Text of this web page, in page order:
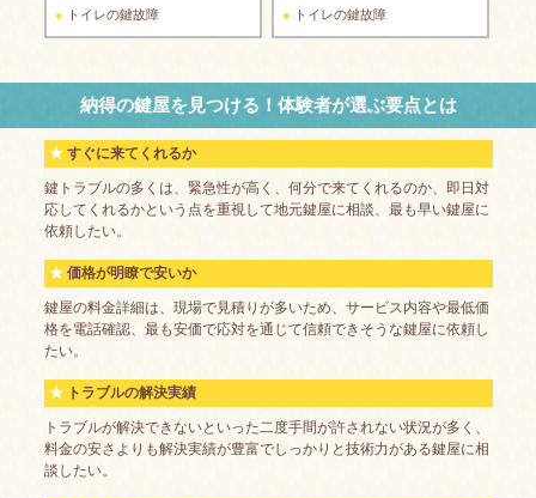
トイレの鍵故障
トイレの鍵故障
納得の鍵屋を見つける！体験者が選ぶ要点とは
すぐに来てくれるか
鍵トラブルの多くは、緊急性が高く、何分で来てくれるのか、即日対
応してくれるかという点を重視して地元鍵屋に相談、最も早い鍵屋に
依頼したい。
価格が明瞭で安いか
鍵屋の料金詳細は、現場で見積りが多いため、サービス内容や最低価
格を電話確認、最も安価で応対を通じて信頼できそうな鍵屋に依頼し
たい。
トラブルの解決実績
トラブルが解決できないといった二度手間が許されない状況が多く、
料金の安さよりも解決実績が豊富でしっかりと技術力がある鍵屋に相
談したい。